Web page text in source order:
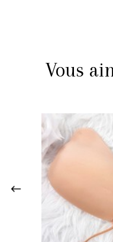
Vous